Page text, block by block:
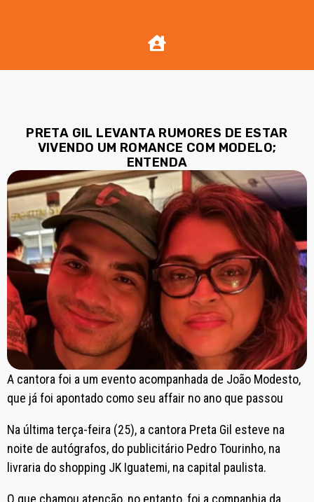
PRETA GIL LEVANTA RUMORES DE ESTAR
VIVENDO UM ROMANCE COM MODELO;
ENTENDA
A cantora foi a um evento acompanhada de João Modesto,
que já foi apontado como seu affair no ano que passou
Na última terça-feira (25), a cantora Preta Gil esteve na
noite de autógrafos, do publicitário Pedro Tourinho, na
livraria do shopping JK Iguatemi, na capital paulista.